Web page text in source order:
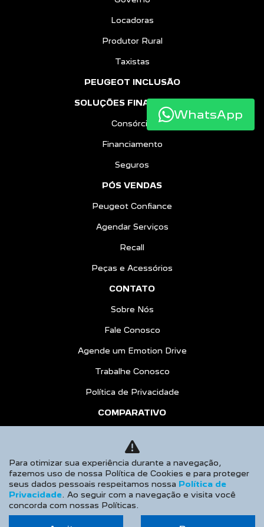
Locadoras
Produtor Rural
Taxistas
PEUGEOT INCLUSÃO
SOLUÇÕES FINANCEIRAS
Consórcio
Financiamento
Seguros
PÓS VENDAS
Peugeot Confiance
Agendar Serviços
Recall
Peças e Acessórios
CONTATO
Sobre Nós
Fale Conosco
Agende um Emotion Drive
Trabalhe Conosco
Política de Privacidade
COMPARATIVO
AGENDE UM TEST DRIVE
Desacelere. Seu bem maior é a vida.
WhatsApp
Para otimizar sua experiência durante a navegação,
fazemos uso de nossa Política de Cookies e para proteger
seus dados pessoais respeitamos nossa Política de
Privacidade. Ao seguir com a navegação e visita você
concorda com nossas Políticas.